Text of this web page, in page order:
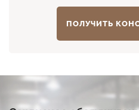
ПОЛУЧИТЬ